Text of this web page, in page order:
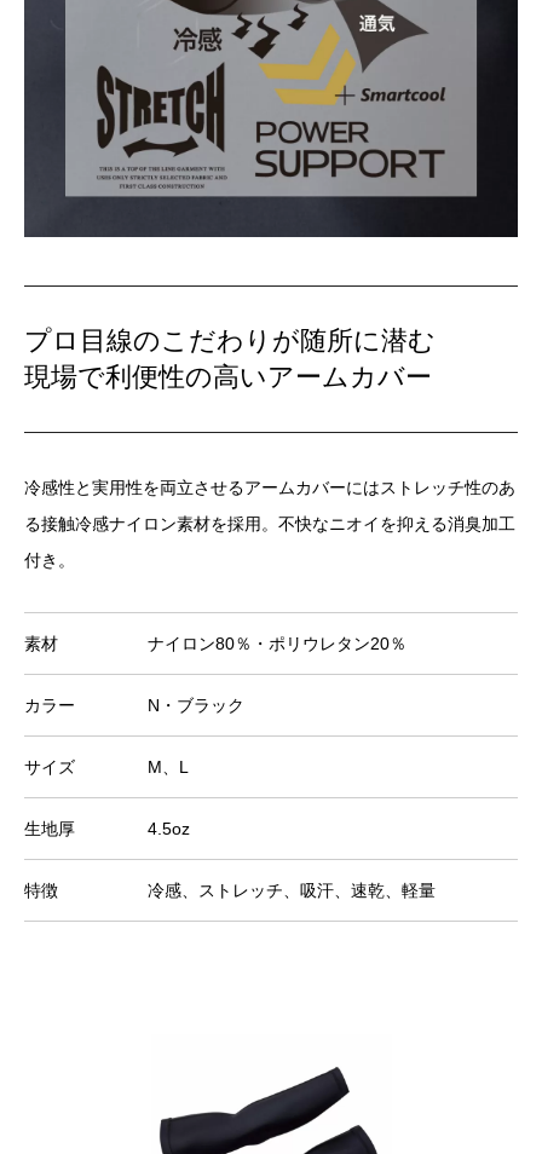
プロ目線のこだわりが随所に潜む
現場で利便性の高いアームカバー
冷感性と実用性を両立させるアームカバーにはストレッチ性のあ
る接触冷感ナイロン素材を採用。不快なニオイを抑える消臭加工
付き。
素材 ナイロン80％・ポリウレタン20％
カラー N・ブラック
サイズ M、L
生地厚 4.5oz
特徴 冷感、ストレッチ、吸汗、速乾、軽量